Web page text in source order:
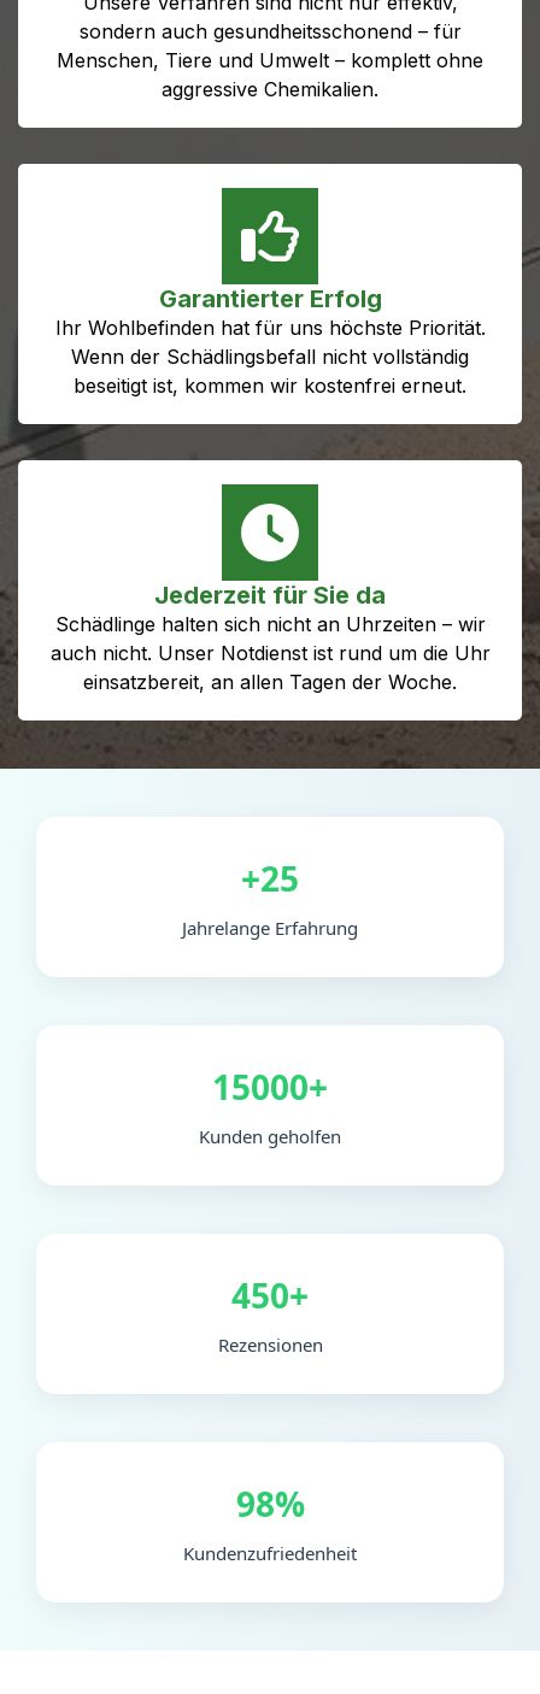
sondern auch gesundheitsschonend – für
Menschen, Tiere und Umwelt – komplett ohne
aggressive Chemikalien.
Garantierter Erfolg
Ihr Wohlbefinden hat für uns höchste Priorität.
Wenn der Schädlingsbefall nicht vollständig
beseitigt ist, kommen wir kostenfrei erneut.
Jederzeit für Sie da
Schädlinge halten sich nicht an Uhrzeiten – wir
auch nicht. Unser Notdienst ist rund um die Uhr
einsatzbereit, an allen Tagen der Woche.
+25
Jahrelange Erfahrung
15000+
Kunden geholfen
450+
Rezensionen
98%
Kundenzufriedenheit